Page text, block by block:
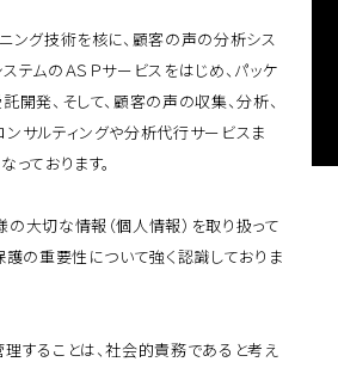
ング技術を核に、顧客の声の分析シス
テムのＡＳＰサービスをはじめ、パッケ
開発、そして、顧客の声の収集、分析、
サルティングや分析代行サービスま
っております。
大切な情報（個人情報）を取り扱って
護の重要性について強く認識しておりま
することは、社会的責務であると考え